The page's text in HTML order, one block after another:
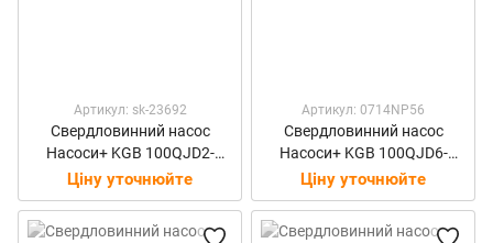
Артикул: sk-23692
Свердловинний насос
Насоси+ KGB 100QJD2-
32/8-0.37D
Ціну уточнюйте
Артикул: 0714NP56
Свердловинний насос
Насоси+ KGB 100QJD6-
30/8-0.75D
Ціну уточнюйте